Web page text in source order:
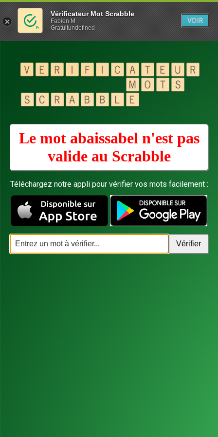
Le mot abaissabel n'est pas
valide au Scrabble
Téléchargez notre appli pour vérifier vos mots facilement :
Vérificateur Mot Scrabble
Fabien M
Gratuitundefined
VOIR